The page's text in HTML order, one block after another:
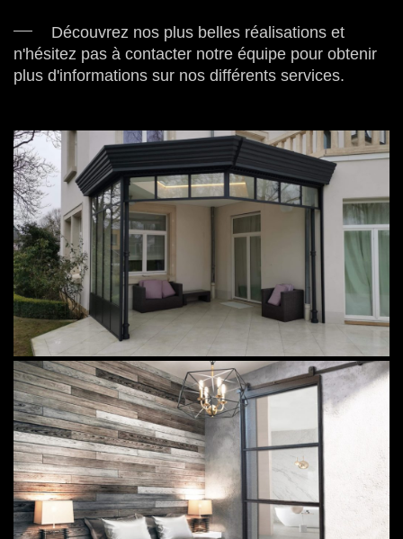
Découvrez nos plus belles réalisations et
n'hésitez pas à contacter notre équipe pour obtenir
plus d'informations sur nos différents services.